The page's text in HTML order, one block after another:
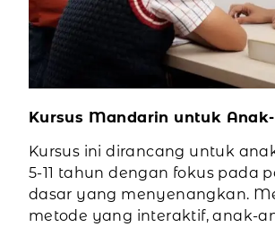
Kursus Mandarin untuk
Kursus ini dirancang untuk
5-11 tahun dengan fokus pada
dasar yang menyenangkan.
metode yang interaktif, anak-